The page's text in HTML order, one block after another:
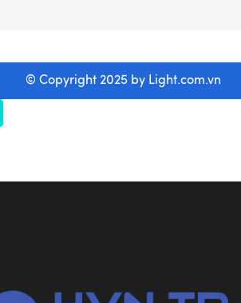
© Copyright 2025 by Light.com.vn